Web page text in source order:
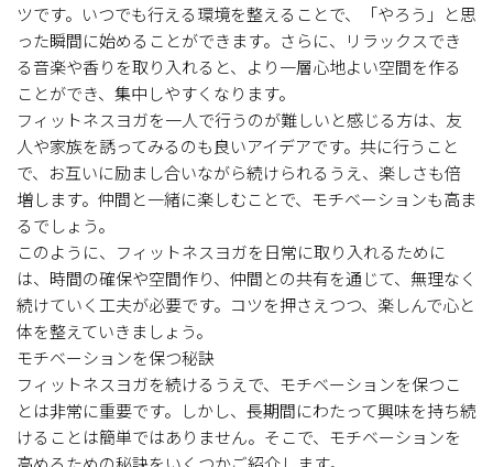
ツです。いつでも行える環境を整えることで、「やろう」と思
った瞬間に始めることができます。さらに、リラックスでき
る音楽や香りを取り入れると、より一層心地よい空間を作る
ことができ、集中しやすくなります。
フィットネスヨガを一人で行うのが難しいと感じる方は、友
人や家族を誘ってみるのも良いアイデアです。共に行うこと
で、お互いに励まし合いながら続けられるうえ、楽しさも倍
増します。仲間と一緒に楽しむことで、モチベーションも高ま
るでしょう。
このように、フィットネスヨガを日常に取り入れるために
は、時間の確保や空間作り、仲間との共有を通じて、無理なく
続けていく工夫が必要です。コツを押さえつつ、楽しんで心と
体を整えていきましょう。
モチベーションを保つ秘訣
フィットネスヨガを続けるうえで、モチベーションを保つこ
とは非常に重要です。しかし、長期間にわたって興味を持ち続
けることは簡単ではありません。そこで、モチベーションを